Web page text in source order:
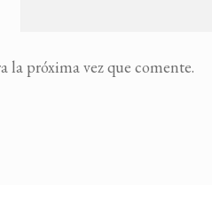
la próxima vez que comente.